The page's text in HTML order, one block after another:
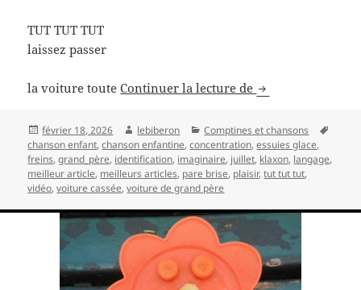
TUT TUT TUT
laissez passer
la voiture touteContinuer la lecture de Comptine, la
Publié
le
février 18, 2026 Auteur
lebiberon Catégories
Comptines et chansons
chanson enfant,chanson enfantine,concentration,essuies glace,
freins,grand_père, identification, imaginaire, juillet, klaxon, langage,
meilleur article, meilleurs articles, pare brise, plaisir,tut tut tut,
vidéo,voiture cassée,voiture de grand père